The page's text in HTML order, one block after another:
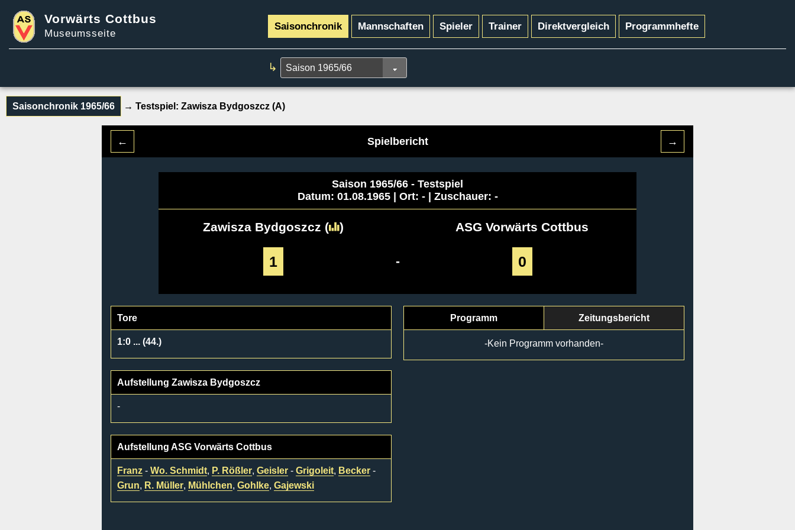
Vorwärts Cottbus
Museumsseite
Saisonchronik Mannschaften Spieler Trainer Direktvergleich Programmhefte
↳
Saisonchronik 1965/66 → Testspiel: Zawisza Bydgoszcz (A)
← Spielbericht →
Saison 1965/66 - Testspiel
Datum: 01.08.1965 | Ort: - | Zuschauer: -
Zawisza Bydgoszcz ( ) ASG Vorwärts Cottbus
1 - 0
Programm Zeitungsbericht
-Kein Programm vorhanden-
Tore
1:0 ... (44.)
Aufstellung Zawisza Bydgoszcz
-
Aufstellung ASG Vorwärts Cottbus
Franz - Wo. Schmidt, P. Rößler, Geisler - Grigoleit, Becker -
Grun, R. Müller, Mühlchen, Gohlke, Gajewski